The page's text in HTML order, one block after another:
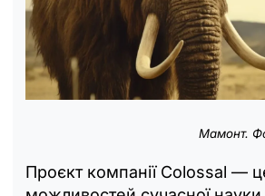
Мамонт.
Проєкт компанії Colossal —